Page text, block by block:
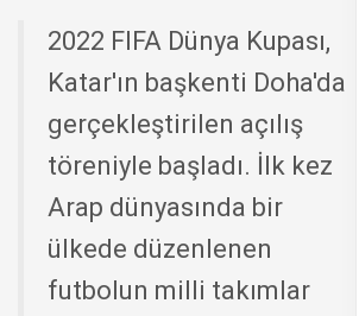
2022 FIFA Dünya Kupası,
Katar'ın başkenti Doha'da
gerçekleştirilen açılış
töreniyle başladı. İlk kez
Arap dünyasında bir
ülkede düzenlenen
futbolun milli takımlar